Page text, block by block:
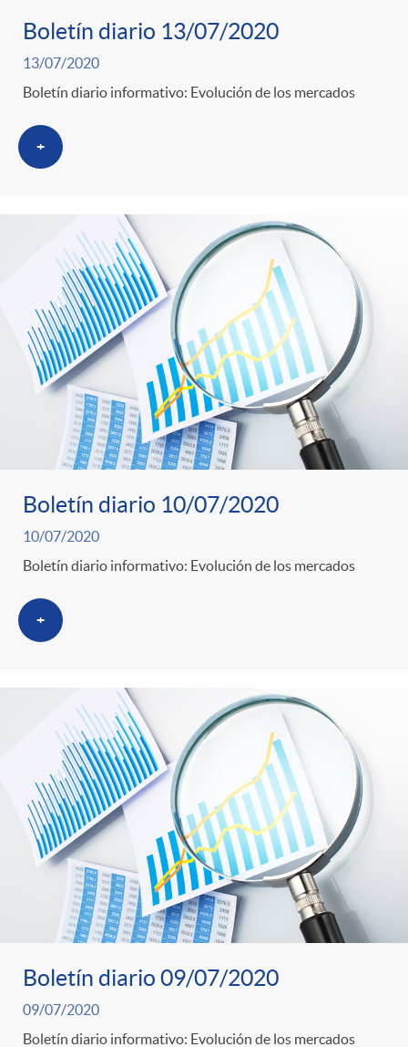
Boletín diario 13/07/2020
13/07/2020
Boletín diario informativo: Evolución de los mercados
+
Boletín diario 10/07/2020
10/07/2020
Boletín diario informativo: Evolución de los mercados
+
Boletín diario 09/07/2020
09/07/2020
Boletín diario informativo: Evolución de los mercados